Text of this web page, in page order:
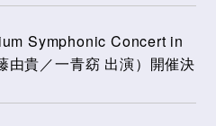
Symphonic Concert in
由貴／一青窈 出演）開催決